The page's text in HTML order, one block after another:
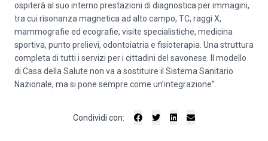
ospiterà al suo interno prestazioni di diagnostica per immagini,
tra cui risonanza magnetica ad alto campo, TC, raggi X,
mammografie ed ecografie, visite specialistiche, medicina
sportiva, punto prelievi, odontoiatria e fisioterapia. Una struttura
completa di tutti i servizi per i cittadini del savonese. Il modello
di Casa della Salute non va a sostituire il Sistema Sanitario
Nazionale, ma si pone sempre come un’integrazione”.
Condividi con: